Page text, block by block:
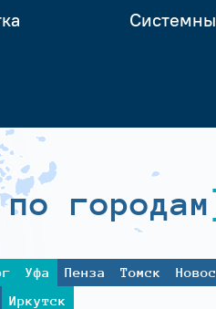
городам
Уфа Пенза Томск
Иркутск